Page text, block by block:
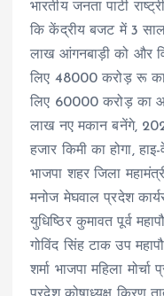
भारतीय जनता पार्टी
कि केंद्रीय बजट में 3
लाख आंगनबाड़ी को और
लिए 48000 करोड़ रू
लिए 60000 करोड़ का
लाख नए मकान बनेंगे,
हजार किमी का होगा,
भाजपा शहर जिला
मनोज मेघवाल प्रदेश
युधिष्ठिर कुमावत पूर्व
गोविंद सिंह टाक उप
शर्मा भाजपा महिला